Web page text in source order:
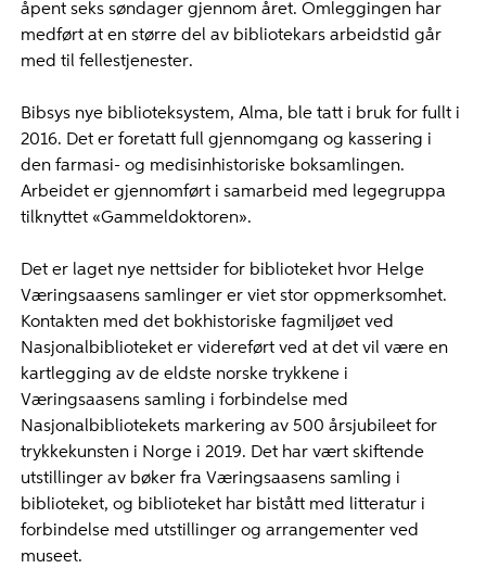
åpent seks søndager gjennom året. Omleggingen har
medført at en større del av bibliotekars arbeidstid går
med til fellestjenester.
Bibsys nye biblioteksystem, Alma, ble tatt i bruk for fullt i
2016. Det er foretatt full gjennomgang og kassering i
den farmasi- og medisinhistoriske boksamlingen.
Arbeidet er gjennomført i samarbeid med legegruppa
tilknyttet «Gammeldoktoren».
Det er laget nye nettsider for biblioteket hvor Helge
Væringsaasens samlinger er viet stor oppmerksomhet.
Kontakten med det bokhistoriske fagmiljøet ved
Nasjonalbiblioteket er videreført ved at det vil være en
kartlegging av de eldste norske trykkene i
Væringsaasens samling i forbindelse med
Nasjonalbibliotekets markering av 500 årsjubileet for
trykkekunsten i Norge i 2019. Det har vært skiftende
utstillinger av bøker fra Væringsaasens samling i
biblioteket, og biblioteket har bistått med litteratur i
forbindelse med utstillinger og arrangementer ved
museet.